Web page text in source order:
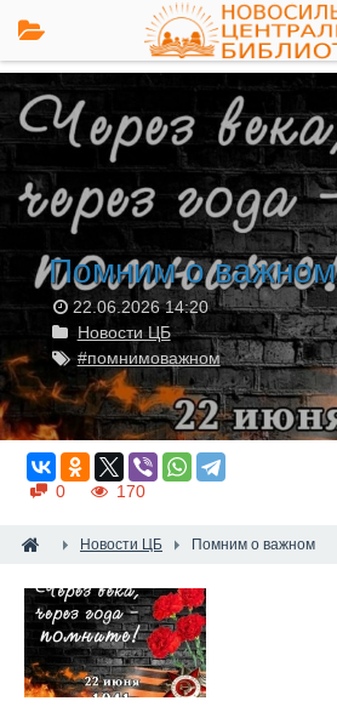
Помним о важном
22.06.2026 14:20
Новости ЦБ
#помнимоважном
0 170
Новости ЦБ Помним о важном